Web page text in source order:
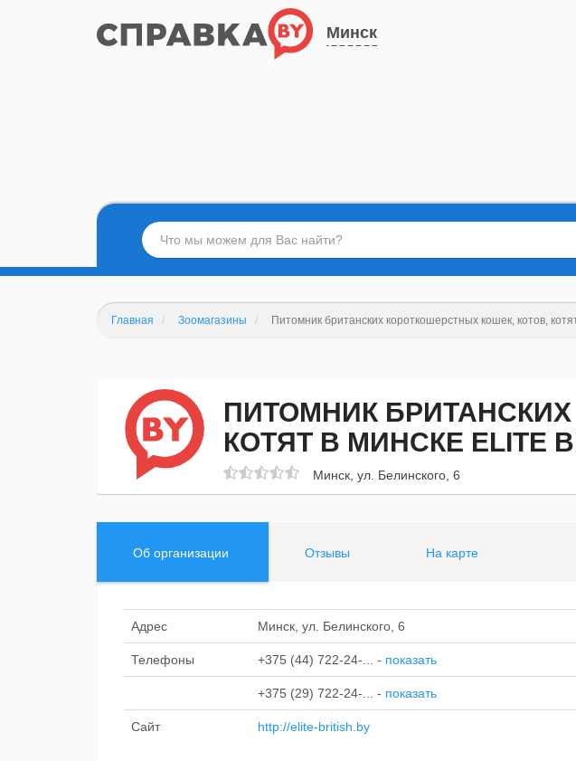
Минск
Главная Зоомагазины Питомник британских короткошерстных кошек, котов,
ПИТОМНИК
КОТЯТ В МИНСКЕ ELITE
Минск, ул. Белинского, 6
Об организации Отзывы На карте
Адрес Минск, ул. Белинского, 6
Телефоны +375 (44) 722-24-... - показать
+375 (29) 722-24-... - показать
Сайт http://elite-british.by